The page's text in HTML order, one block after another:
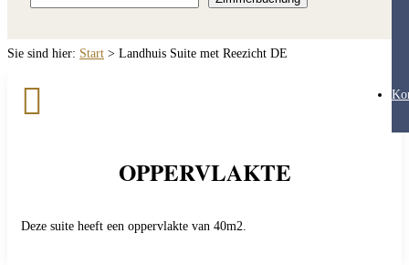
Sie sind hier: Start > Landhuis Suite met Reezicht DE

OPPERVLAKTE
Deze suite heeft een oppervlakte van 40m2.